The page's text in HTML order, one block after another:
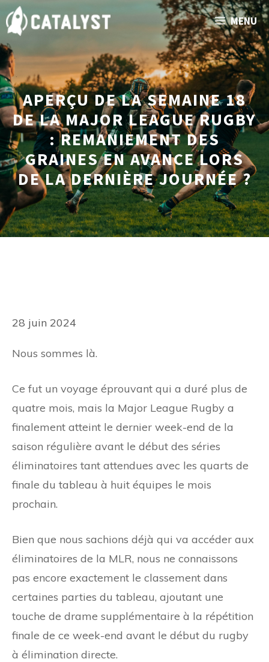
Aller
au
contenu
MENU
APERÇU DE LA SEMAINE 18
DE LA MAJOR LEAGUE RUGBY
: REMANIEMENT DES
GRAINES EN AVANCE LORS
DE LA DERNIÈRE JOURNÉE ?
28 juin 2024
Nous sommes là.
Ce fut un voyage éprouvant qui a duré plus de
quatre mois, mais la Major League Rugby a
finalement atteint le dernier week-end de la
saison régulière avant le début des séries
éliminatoires tant attendues avec les quarts de
finale du tableau à huit équipes le mois
prochain.
Bien que nous sachions déjà qui va accéder aux
éliminatoires de la MLR, nous ne connaissons
pas encore exactement le classement dans
certaines parties du tableau, ajoutant une
touche de drame supplémentaire à la répétition
finale de ce week-end avant le début du rugby
à élimination directe.